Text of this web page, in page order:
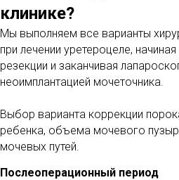
клинике?
Мы выполняем все варианты
при лечении уретероцеле,
резекции и заканчивая
неоимплантацией мочеточника.
Выбор варианта коррекции
ребенка, объема мочевого
мочевых путей.
Послеоперационный период